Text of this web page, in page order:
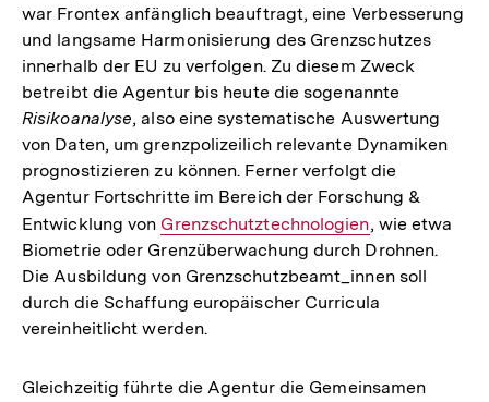
war Frontex anfänglich beauftragt, eine Verbesserung
und langsame Harmonisierung des Grenzschutzes
innerhalb der EU zu verfolgen. Zu diesem Zweck
betreibt die Agentur bis heute die sogenannte
Risikoanalyse, also eine systematische Auswertung
von Daten, um grenzpolizeilich relevante Dynamiken
prognostizieren zu können. Ferner verfolgt die
Agentur Fortschritte im Bereich der Forschung &
Entwicklung von Interner
Link:
Grenzschutztechnologien, wie etwa
Biometrie oder Grenzüberwachung durch Drohnen.
Die Ausbildung von Grenzschutzbeamt_innen soll
durch die Schaffung europäischer Curricula
vereinheitlicht werden.
Gleichzeitig führte die Agentur die Gemeinsamen